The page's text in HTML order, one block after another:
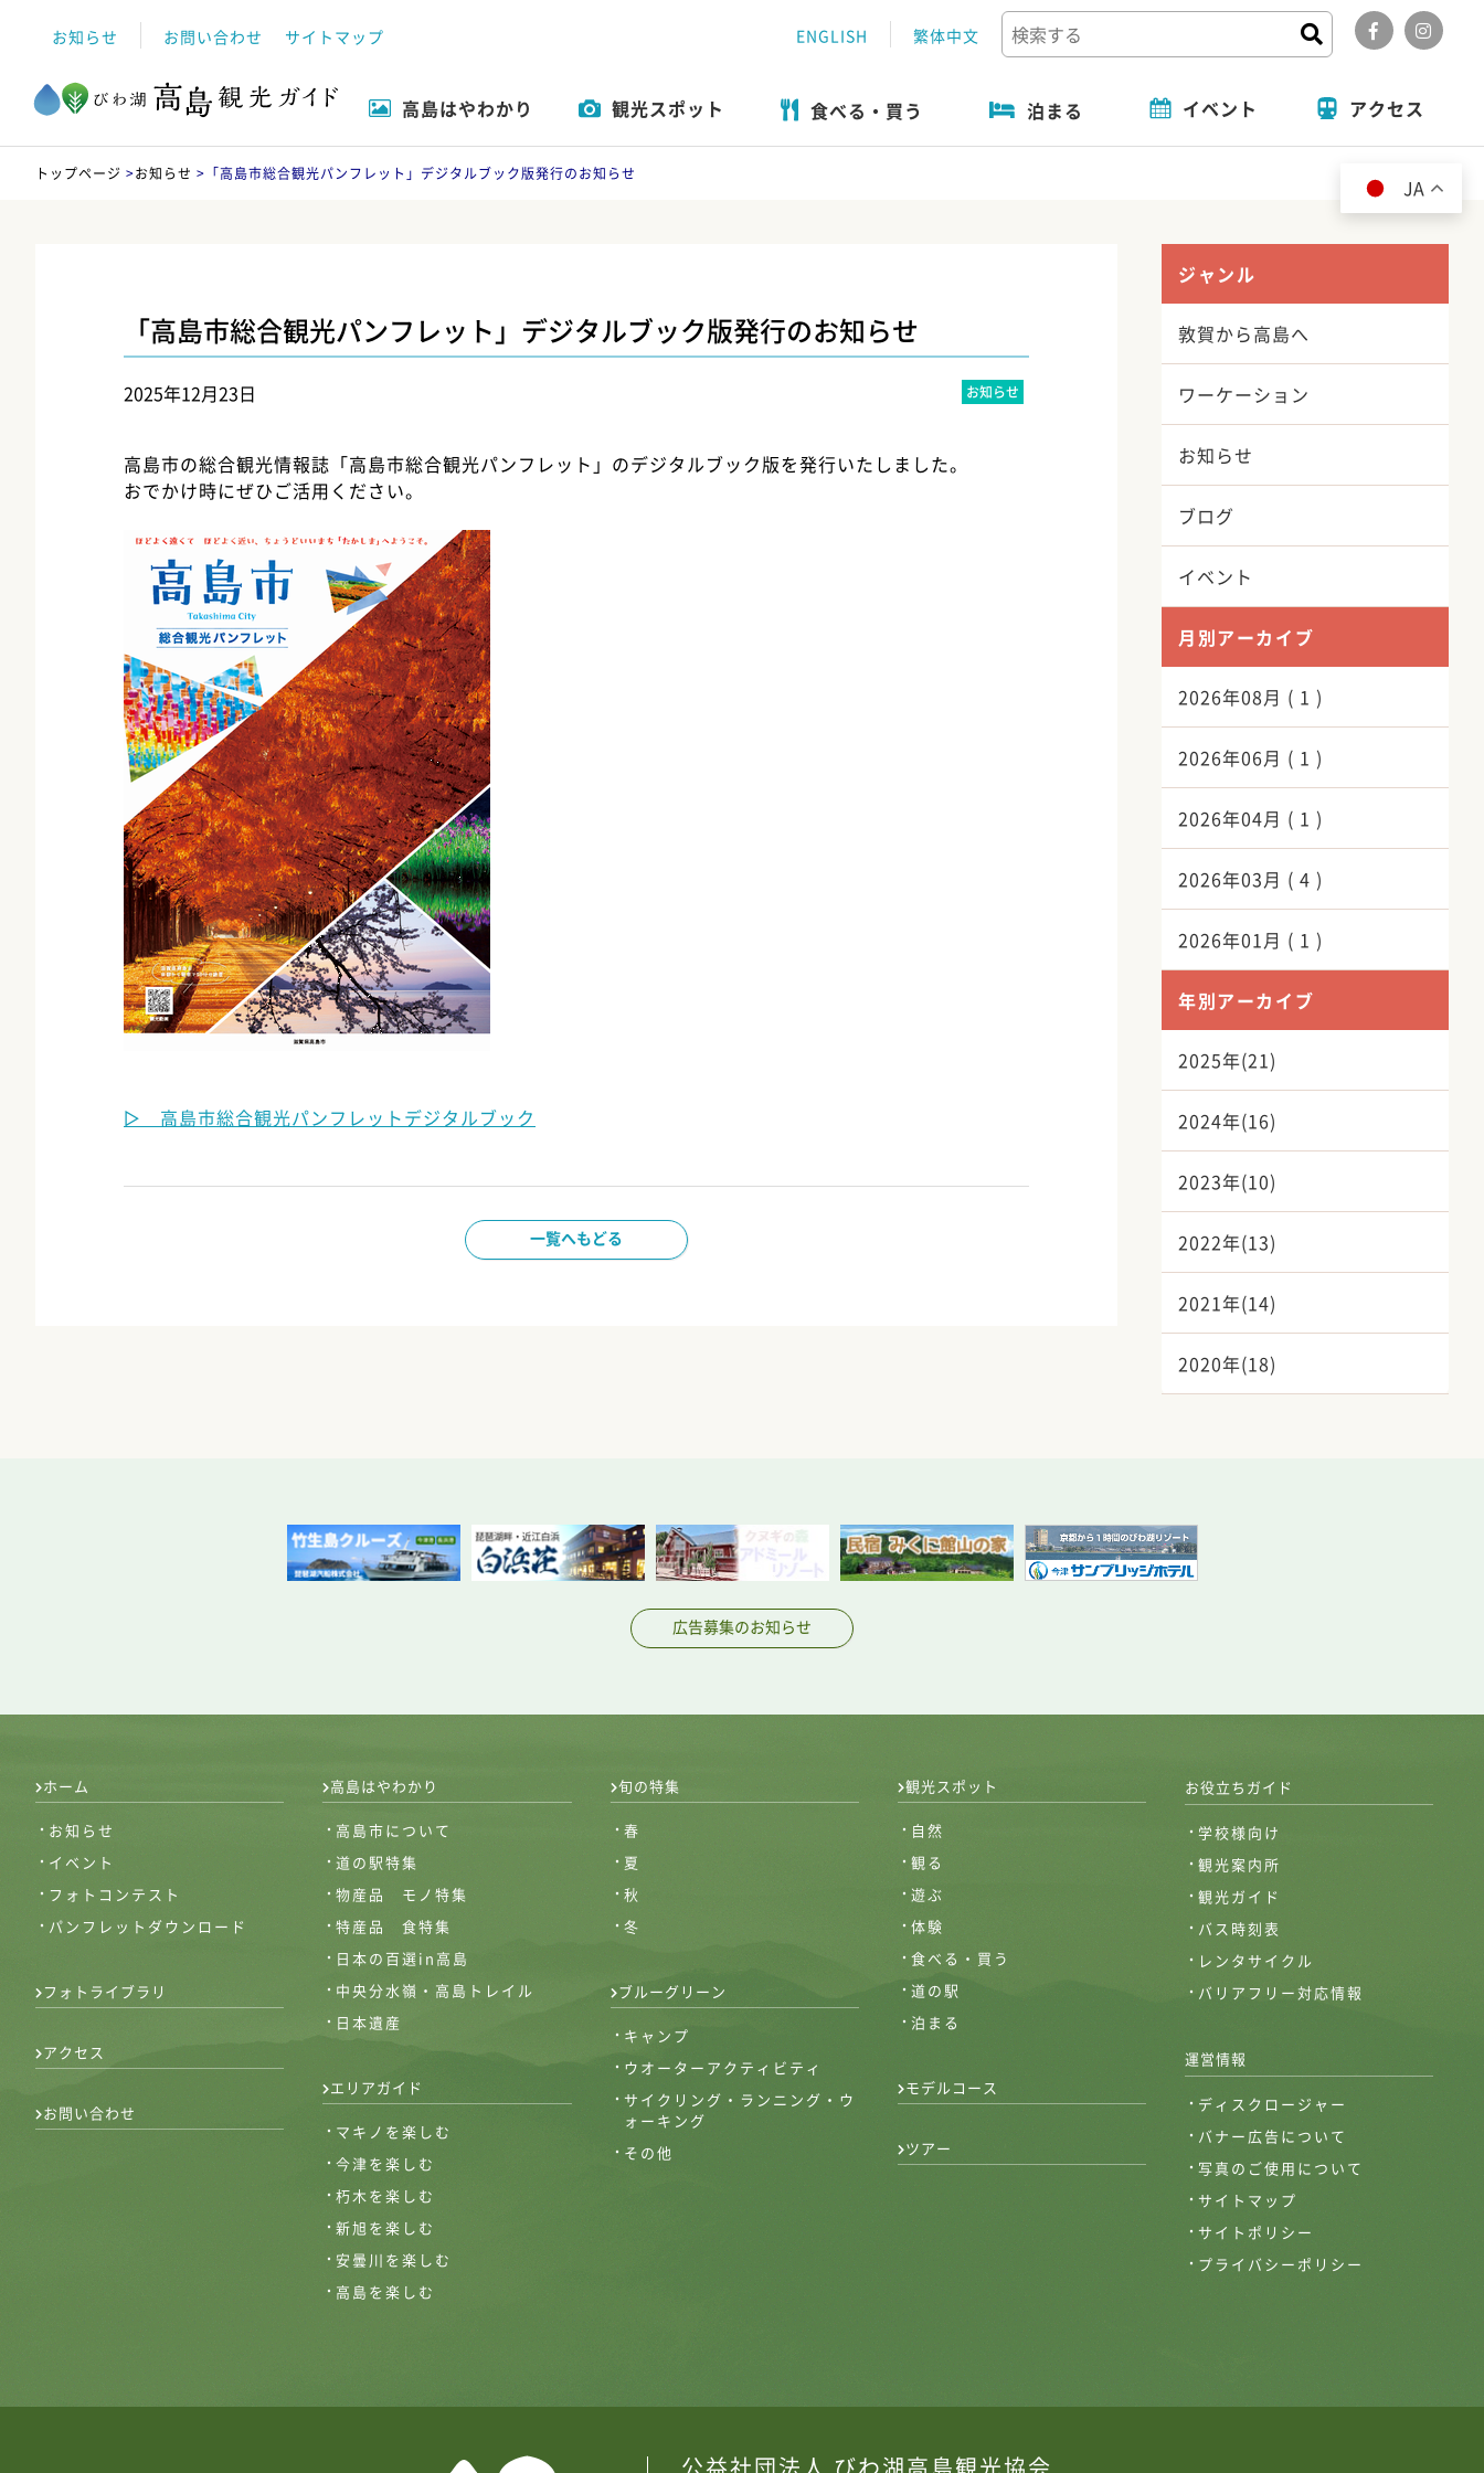
お知らせ お問い合わせ サイトマップ ENGLISH 繁体中文
高島はやわかり
高島市について おすすめ特集
観光スポット
自然 観る 遊ぶ
食べる・買う 泊まる イベント
イベント
アクセス
トップページ >お知らせ > 「高島市総合観光パンフレット」デジタルブック版発行のお知らせ
「高島市総合観光パンフレット」デジタルブック版発行のお知らせ
2025年12月23日 お知らせ
高島市の総合観光情報誌「高島市総合観光パンフレット」のデジタルブック版を発行いたしました。
おでかけ時にぜひご活用ください。
▷ 高島市総合観光パンフレットデジタルブック
一覧へもどる
ジャンル
敦賀から高島へ
ワーケーション
お知らせ
ブログ
イベント
月別アーカイブ
2026年08月 ( 1 )
2026年06月 ( 1 )
2026年04月 ( 1 )
2026年03月 ( 4 )
2026年01月 ( 1 )
年別アーカイブ
2025年(21)
2024年(16)
2023年(10)
2022年(13)
2021年(14)
2020年(18)
広告募集のお知らせ
ホーム
お知らせ
イベント
フォトコンテスト
パンフレットダウンロード
フォトライブラリ
アクセス
お問い合わせ
高島はやわかり
高島市について
道の駅特集
物産品 モノ特集
特産品 食特集
日本の百選in高島
中央分水嶺・高島トレイル
日本遺産
エリアガイド
マキノを楽しむ
今津を楽しむ
朽木を楽しむ
新旭を楽しむ
安曇川を楽しむ
高島を楽しむ
旬の特集
春
夏
秋
冬
ブルーグリーン
キャンプ
ウオーターアクティビティ
サイクリング・ランニング・ウ
ォーキング
その他
観光スポット
自然
観る
遊ぶ
体験
食べる・買う
道の駅
泊まる
モデルコース
ツアー
お役立ちガイド
学校様向け
観光案内所
観光ガイド
バス時刻表
レンタサイクル
バリアフリー対応情報
運営情報
ディスクロージャー
バナー広告について
写真のご使用について
サイトマップ
サイトポリシー
プライバシーポリシー
JA